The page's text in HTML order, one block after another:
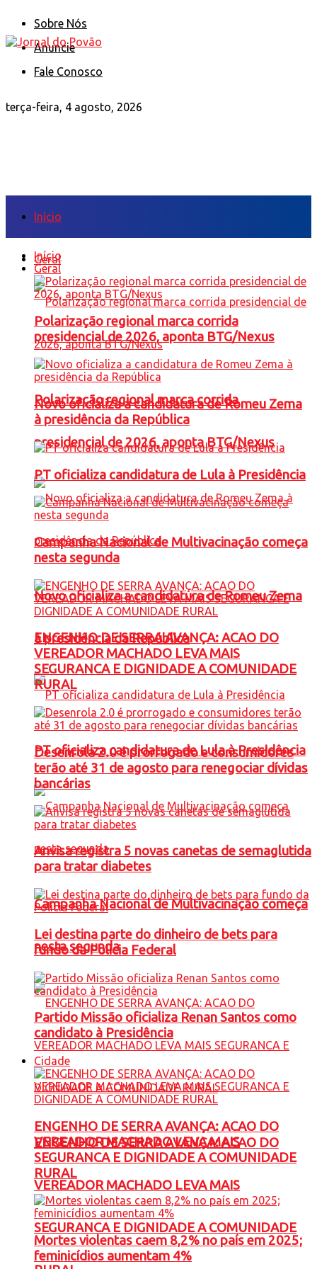
Sobre Nós
Anuncie
Fale Conosco
terça-feira, 4 agosto, 2026
Início
Geral
Polarização regional marca corrida
presidencial de 2026, aponta BTG/Nexus
Novo oficializa a candidatura de Romeu Zema
à presidência da República
PT oficializa candidatura de Lula à Presidência
Campanha Nacional de Multivacinação começa
nesta segunda
ENGENHO DE SERRA AVANÇA: ACAO DO
VEREADOR MACHADO LEVA MAIS
SEGURANCA E DIGNIDADE A COMUNIDADE
Início
Geral
Polarização regional marca corrida
presidencial de 2026, aponta BTG/Nexus
Novo oficializa a candidatura de Romeu Zema
à presidência da República
PT oficializa candidatura de Lula à Presidência
Campanha Nacional de Multivacinação começa
nesta segunda
ENGENHO DE SERRA AVANÇA: ACAO DO
VEREADOR MACHADO LEVA MAIS
SEGURANCA E DIGNIDADE A COMUNIDADE
RURAL
Desenrola 2.0 é prorrogado e consumidores
terão até 31 de agosto para renegociar dívidas
bancárias
Anvisa registra 5 novas canetas de semaglutida
para tratar diabetes
Lei destina parte do dinheiro de bets para
fundo da Polícia Federal
Partido Missão oficializa Renan Santos como
candidato à Presidência
Cidade
ENGENHO DE SERRA AVANÇA: ACAO DO
VEREADOR MACHADO LEVA MAIS
SEGURANCA E DIGNIDADE A COMUNIDADE
RURAL
Mortes violentas caem 8,2% no país em 2025;
feminicídios aumentam 4%